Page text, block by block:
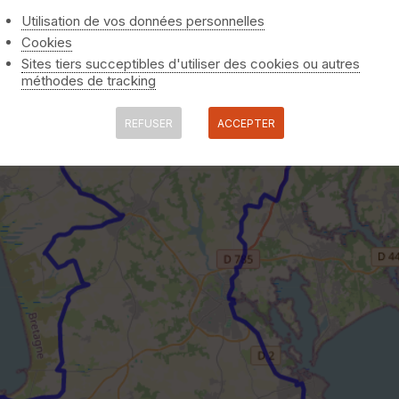
Utilisation de vos données personnelles
Cookies
Sites tiers succeptibles d'utiliser des cookies ou autres
méthodes de tracking
REFUSER ACCEPTER